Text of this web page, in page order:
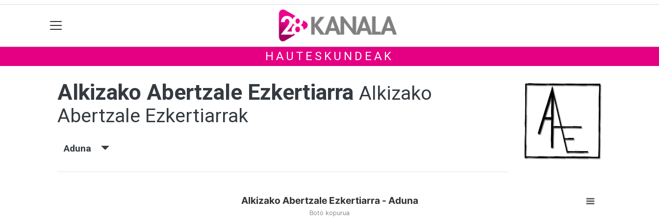
HAUTESKUNDEAK
Alkizako Abertzale Ezkertiarra Alkizako
Abertzale Ezkertiarrak
Aduna
Alkizako Abertzale Ezkertiarra - Aduna
Boto kopurua